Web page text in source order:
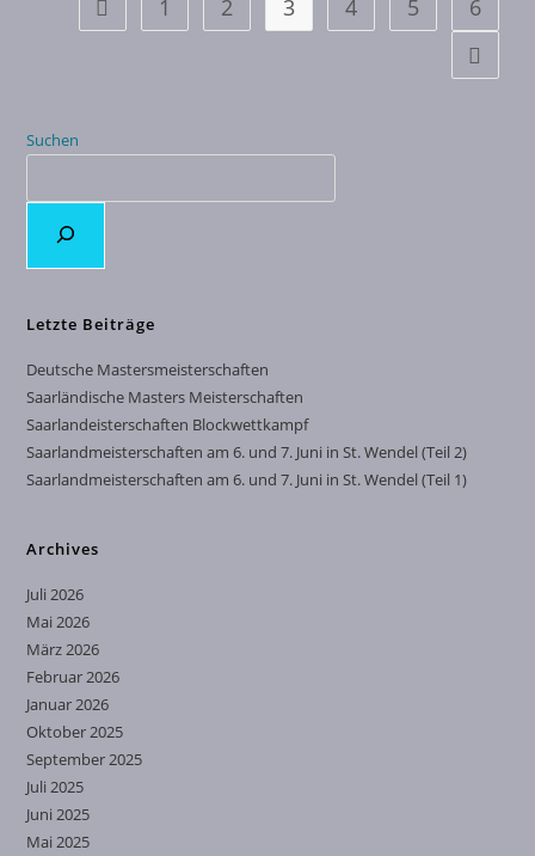
1 2 3 4 5 6
Suchen
Letzte Beiträge
Deutsche Mastersmeisterschaften
Saarländische Masters Meisterschaften
Saarlandeisterschaften Blockwettkampf
Saarlandmeisterschaften am 6. und 7. Juni in St. Wendel (Teil 2)
Saarlandmeisterschaften am 6. und 7. Juni in St. Wendel (Teil 1)
Archives
Juli 2026
Mai 2026
März 2026
Februar 2026
Januar 2026
Oktober 2025
September 2025
Juli 2025
Juni 2025
Mai 2025